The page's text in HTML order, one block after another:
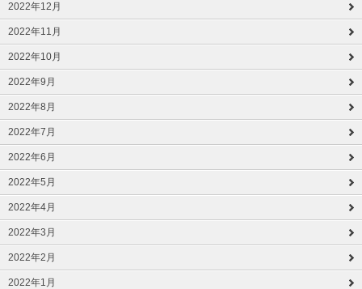
2022年12月
2022年11月
2022年10月
2022年9月
2022年8月
2022年7月
2022年6月
2022年5月
2022年4月
2022年3月
2022年2月
2022年1月